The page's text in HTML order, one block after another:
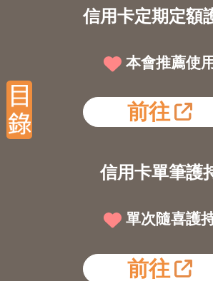
信用卡定期定額
本會推薦使用
前往
信用卡單筆護
單次隨喜護
前往